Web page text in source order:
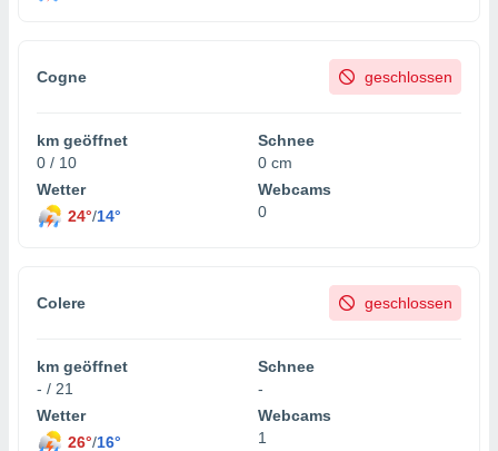
Cogne geschlossen
km geöffnet
0 / 10
Schnee
0 cm
Wetter
24°/14°
Webcams
0
Colere geschlossen
km geöffnet
- / 21
Schnee
-
Wetter
26°/16°
Webcams
1